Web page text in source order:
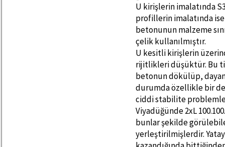
U kirişlerin imalatında
profillerin imalatında ise
betonunun malzeme
çelik kullanılmıştır.
U kesitli kirişlerin
rijitlikleri düşüktür. Bu
betonun dökülüp,
durumda özellikle bir
ciddi stabilite
Viyadüğünde 2xL
bunlar şekilde
yerleştirilmişlerdir.